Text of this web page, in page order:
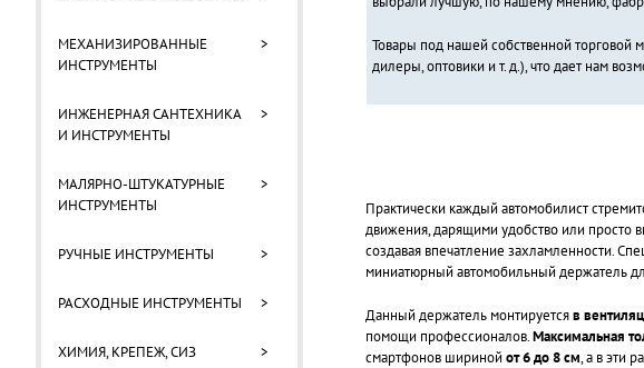
МЕХАНИЗИРОВАННЫЕ
ИНСТРУМЕНТЫ
>
ИНЖЕНЕРНАЯ САНТЕХНИКА
И ИНСТРУМЕНТЫ
>
МАЛЯРНО-ШТУКАТУРНЫЕ
ИНСТРУМЕНТЫ
>
РУЧНЫЕ ИНСТРУМЕНТЫ >
РАСХОДНЫЕ ИНСТРУМЕНТЫ >
ХИМИЯ, КРЕПЕЖ, СИЗ >
Товары под нашей собственной торговой
дилеры, оптовики и т. д.), что дает нам
Практически каждый автомобилист
движения, дарящими удобство или просто
создавая впечатление захламленности.
миниатюрный автомобильный держатель
Данный держатель монтируетсяв
помощи профессионалов.Максимальная
смартфонов ширинойот 6 до 8 см, а в эти